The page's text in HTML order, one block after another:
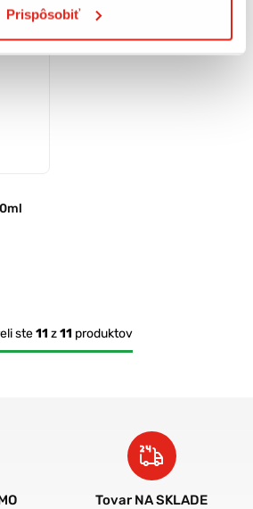
Prispôsobiť
ste11 z11 produktov
Tovar NA SKLADE